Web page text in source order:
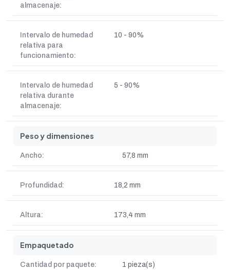
almacenaje:
Intervalo de humedad
relativa para
funcionamiento:
10 - 90%
Intervalo de humedad
relativa durante
almacenaje:
5 - 90%
Peso y dimensiones
Ancho: 57,8 mm
Profundidad: 18,2 mm
Altura: 173,4 mm
Empaquetado
Cantidad por paquete: 1 pieza(s)